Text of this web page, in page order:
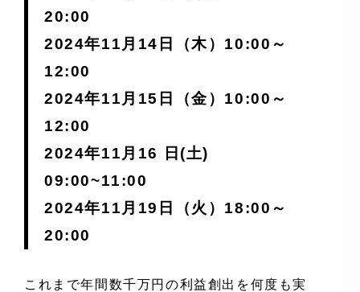
20:00
2024年11月14日（木）10:00～
12:00
2024年11月15日（金）10:00～
12:00
2024年11月16 日(土)
09:00~11:00
2024年11月19日（火）18:00～
20:00
これまで年間数千万円の利益創出を何度も実